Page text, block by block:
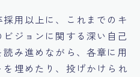
用以上に、これまでのキ
ジョンに関する深い自己
み進めながら、各章に用
埋めたり、投げかけられ